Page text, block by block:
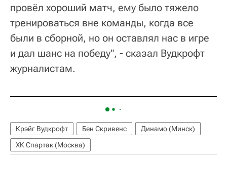
провёл хороший матч, ему было тяжело
тренироваться вне команды, когда все
были в сборной, но он оставлял нас в игре
и дал шанс на победу", - сказал Вудкрофт
журналистам.
Крэйг Вудкрофт Бен Скривенс
Динамо (Минск)
ХК Спартак (Москва)